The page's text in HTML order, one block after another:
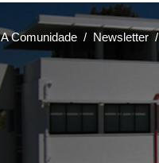
A Comunidade Newsletter